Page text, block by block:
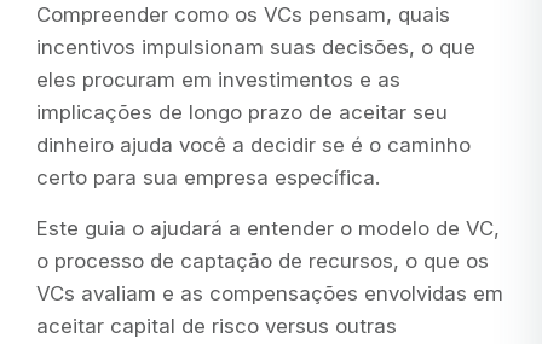
Compreender como os VCs pensam, quais
incentivos impulsionam suas decisões, o que
eles procuram em investimentos e as
implicações de longo prazo de aceitar seu
dinheiro ajuda você a decidir se é o caminho
certo para sua empresa específica.
Este guia o ajudará a entender o modelo de VC,
o processo de captação de recursos, o que os
VCs avaliam e as compensações envolvidas em
aceitar capital de risco versus outras